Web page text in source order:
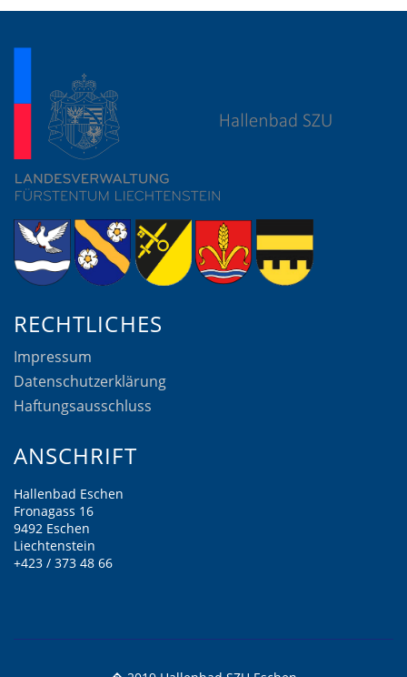
RECHTLICHES
Impressum
Datenschutzerklärung
Haftungsausschluss
ANSCHRIFT
Hallenbad Eschen
Fronagass 16
9492 Eschen
Liechtenstein
+423 / 373 48 66